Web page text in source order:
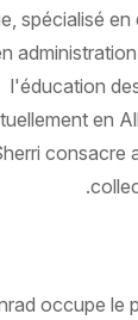
spécialisé
l'éducation
en
consacre
occupe le